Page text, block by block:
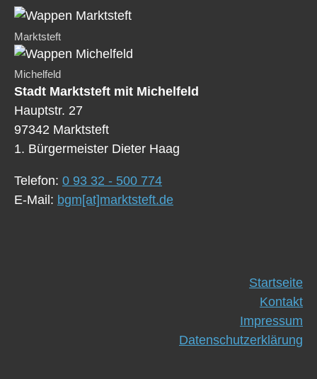
Marktsteft
Michelfeld
Stadt Marktsteft mit Michelfeld
Hauptstr. 27
97342 Marktsteft
1. Bürgermeister Dieter Haag
Telefon: 0 93 32 - 500 774
E-Mail: bgm[at]marktsteft.de
Startseite
Kontakt
Impressum
Datenschutzerklärung